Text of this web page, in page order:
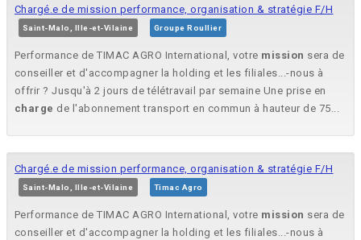
Chargé.e de mission performance, organisation & stratégie F/H
Saint-Malo, Ille-et-Vilaine Groupe Roullier
Performance de TIMAC AGRO International, votre mission sera de
conseiller et d'accompagner la holding et les filiales...-nous à
offrir ? Jusqu'à 2 jours de télétravail par semaine Une prise en
charge de l'abonnement transport en commun à hauteur de 75...
Chargé.e de mission performance, organisation & stratégie F/H
Saint-Malo, Ille-et-Vilaine Timac Agro
Performance de TIMAC AGRO International, votre mission sera de
conseiller et d'accompagner la holding et les filiales...-nous à